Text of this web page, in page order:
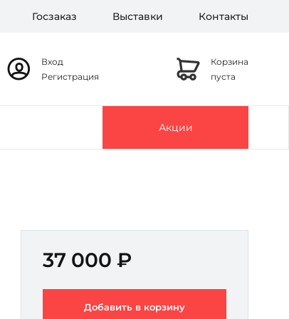
Госзаказ Выставки Контакты
Вход
Регистрация
Корзина
пуста
Акции
37 000 ₽
Добавить в корзину